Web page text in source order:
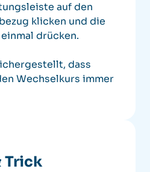
auf den
klicken und die
drücken.
dass
Wechselkurs immer
Trick